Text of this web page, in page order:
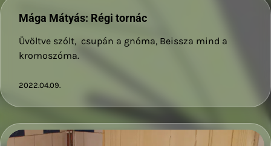
Mága Mátyás: Régi tornác
Üvöltve szólt, csupán a gnóma, Beissza mind a
kromoszóma.
2022.04.09.